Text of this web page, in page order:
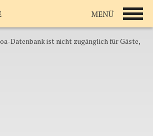
Datenbank ist nicht zugänglich für Gäste,
MENÜ